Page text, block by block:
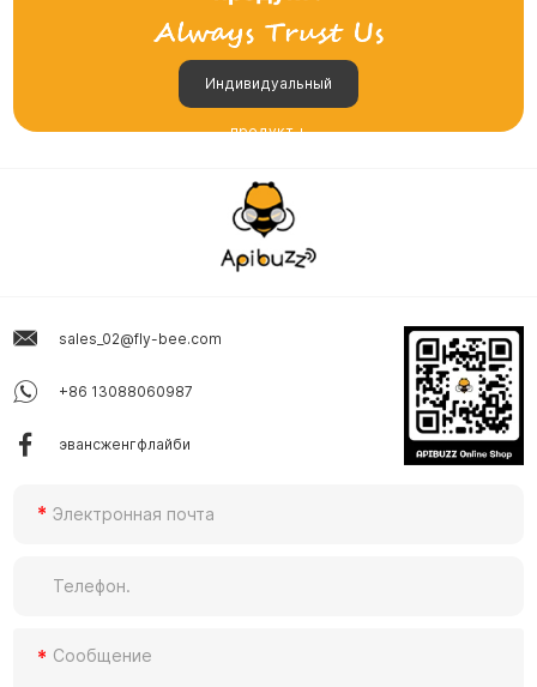
Индивидуальный
продукт +
sales_02@fly-bee.com
+86 13088060987
эвансженгфлайби